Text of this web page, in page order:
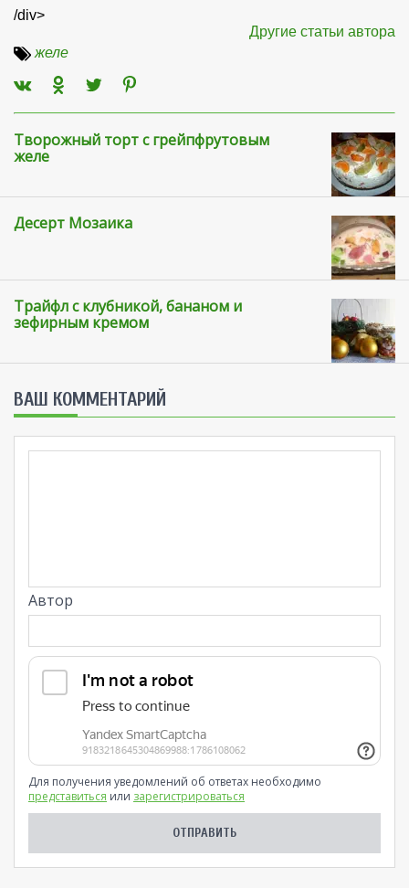
/div>
Другие статьи автора
желе
Творожный торт с грейпфрутовым
желе
Десерт Мозаика
Трайфл с клубникой, бананом и
зефирным кремом
ВАШ КОММЕНТАРИЙ
Автор
Для получения уведомлений об ответах необходимо
представиться или зарегистрироваться